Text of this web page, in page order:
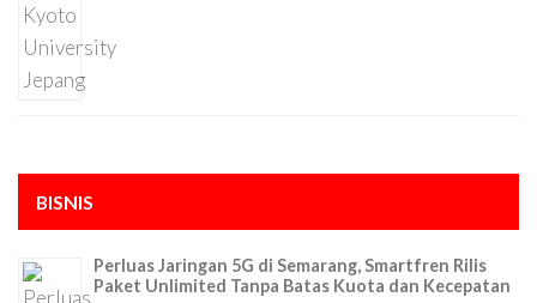
BISNIS
Perluas Jaringan 5G di Semarang, Smartfren Rilis
Paket Unlimited Tanpa Batas Kuota dan Kecepatan